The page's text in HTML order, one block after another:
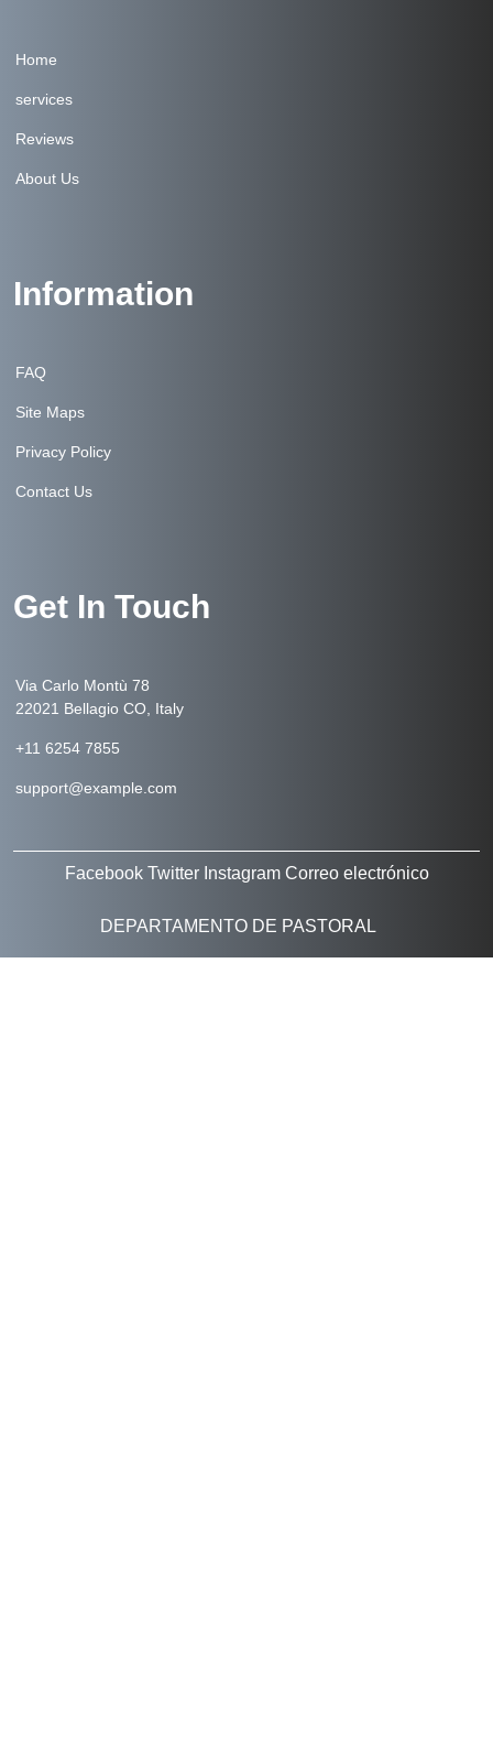
Home
services
Reviews
About Us
Information
FAQ
Site Maps
Privacy Policy
Contact Us
Get In Touch
Via Carlo Montù 78
22021 Bellagio CO, Italy
+11 6254 7855
support@example.com
Facebook Twitter Instagram Correo electrónico
DEPARTAMENTO DE PASTORAL